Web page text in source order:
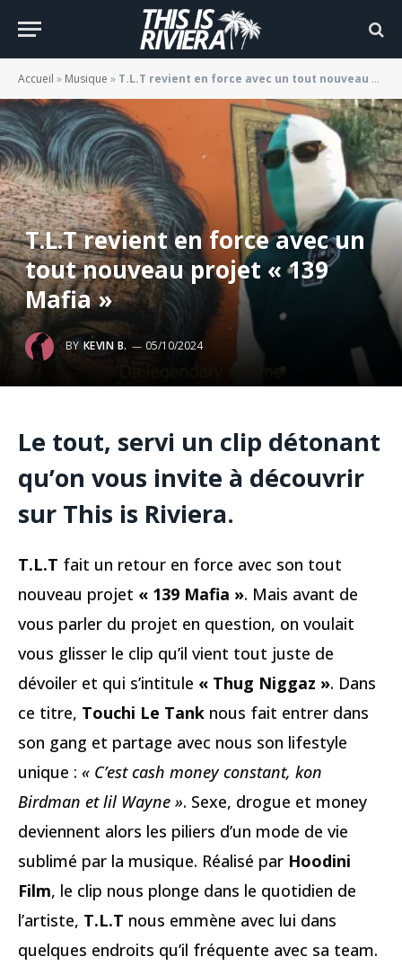
Accueil » Musique » T.L.T revient en force avec un tout nouveau projet « 139 Mafia »
T.L.T revient en force avec un
tout nouveau projet « 139
Mafia »
BY KEVIN B. 05/10/2024
Le tout, servi un clip détonant
qu’on vous invite à découvrir
sur This is Riviera.
T.L.T fait un retour en force avec son tout
nouveau projet « 139 Mafia ». Mais avant de
vous parler du projet en question, on voulait
vous glisser le clip qu’il vient tout juste de
dévoiler et qui s’intitule « Thug Niggaz ». Dans
ce titre, Touchi Le Tank nous fait entrer dans
son gang et partage avec nous son lifestyle
unique : « C’est cash money constant, kon
Birdman et lil Wayne ». Sexe, drogue et money
deviennent alors les piliers d’un mode de vie
sublimé par la musique. Réalisé par Hoodini
Film, le clip nous plonge dans le quotidien de
l’artiste, T.L.T nous emmène avec lui dans
quelques endroits qu’il fréquente avec sa team.